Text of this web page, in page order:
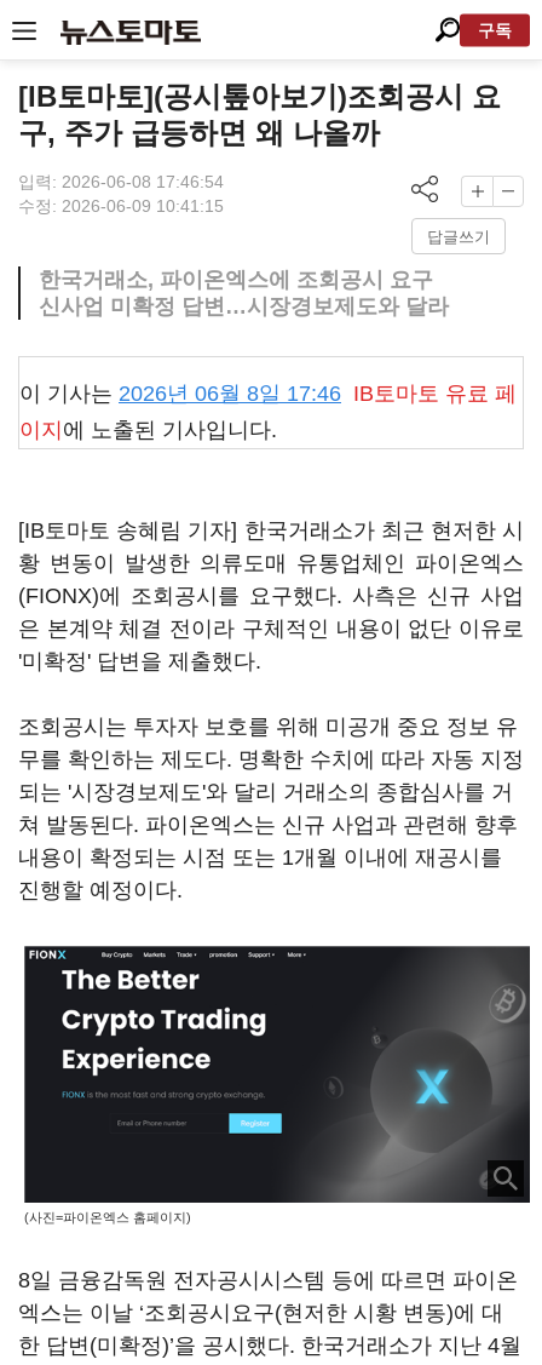
구독
[IB토마토](공시톺아보기)조회공시 요
구, 주가 급등하면 왜 나올까
입력: 2026-06-08 17:46:54
수정: 2026-06-09 10:41:15
답글쓰기
한국거래소, 파이온엑스에 조회공시 요구
신사업 미확정 답변…시장경보제도와 달라
이 기사는 2026년 06월 8일 17:46 IB토마토 유료 페
이지 에 노출된 기사입니다.
[IB토마토 송혜림 기자] 한국거래소가 최근 현저한 시
황 변동이 발생한 의류도매 유통업체인 파이온엑스
(FIONX)에 조회공시를 요구했다. 사측은 신규 사업
은 본계약 체결 전이라 구체적인 내용이 없단 이유로
'미확정' 답변을 제출했다.
조회공시는 투자자 보호를 위해 미공개 중요 정보 유
무를 확인하는 제도다. 명확한 수치에 따라 자동 지정
되는 '시장경보제도'와 달리 거래소의 종합심사를 거
쳐 발동된다. 파이온엑스는 신규 사업과 관련해 향후
내용이 확정되는 시점 또는 1개월 이내에 재공시를
진행할 예정이다.
(사진=파이온엑스 홈페이지)
8일 금융감독원 전자공시시스템 등에 따르면 파이온
엑스는 이날 ‘조회공시요구(현저한 시황 변동)에 대
한 답변(미확정)’을 공시했다. 한국거래소가 지난 4월